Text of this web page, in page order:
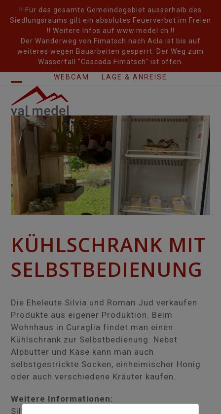
!! Für das gesamte Gemeindegebiet ausserhalb des
Siedlungsraums gilt ein absolutes Feuerverbot im Freien
!! Weitere Infos auf www.medel.ch !!
Der Wanderweg von Fimatsch nach Acla ist bis auf
weiteres wegen Bauarbeiten gesperrt. Der Weg zum
Wasserfall "Cascada Fimatsch" ist offen.
WEBCAM LAGE & ANREISE
Open
mobile
menu
Close
mobile
menu
KÜHLSCHRANK MIT
SELBSTBEDIENUNG
Die Eheleute Silvia und Roman Jud verkaufen
Produkte aus eigener Produktion. Beim
Wohnhaus in Curaglia findet man einen
Kühlschrank zur Selbstbedienung. Nebst
Alpbutter und Käse kann man auch
selbstgestrickte Socken, einheimischer Honig
oder auch verschiedene Kräuter kaufen.
Weitere Informationen:
Silvia und Roman Jud